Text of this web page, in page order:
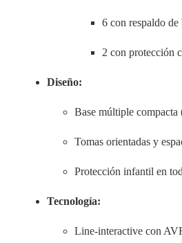
6 con respaldo
2 con protección
Diseño:
Base múltiple
Tomas orientadas y
Protección infantil en
Tecnología:
Line-interactive con